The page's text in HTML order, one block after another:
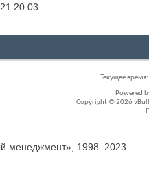
20:03
Текущее время:
Powered
Copyright © 2026
менеджмент», 1998–2023